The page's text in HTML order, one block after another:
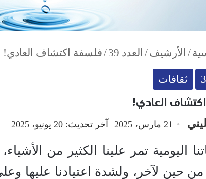
/ الأرشيف/ العدد 39 /فلسفة اكتشاف العادي!
ثقافات
العادي!
21 مارس، 2025 آخر تحديث: 20 يونيو، 2025
اليومية تمر علينا الكثير من
من حين لآخر، ولشدة اعتيادنا عليها